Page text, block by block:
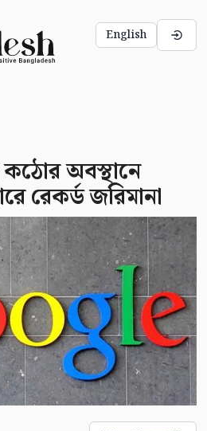
English
অবস্থানে
রেকর্ড জরিমানা